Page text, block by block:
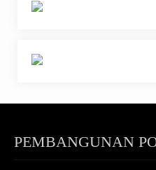
PEMBANGUNAN